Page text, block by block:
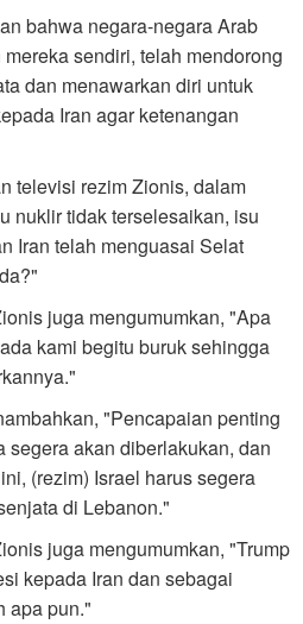
bahwa negara-negara Arab
sendiri, telah mendorong
dan menawarkan diri untuk
Iran agar ketenangan
televisi rezim Zionis, dalam
nuklir tidak terselesaikan, isu
Iran telah menguasai Selat
juga mengumumkan, "Apa
kami begitu buruk sehingga
"Pencapaian penting
segera akan diberlakukan, dan
(rezim) Israel harus segera
di Lebanon."
juga mengumumkan, "Trump
kepada Iran dan sebagai
apa pun."